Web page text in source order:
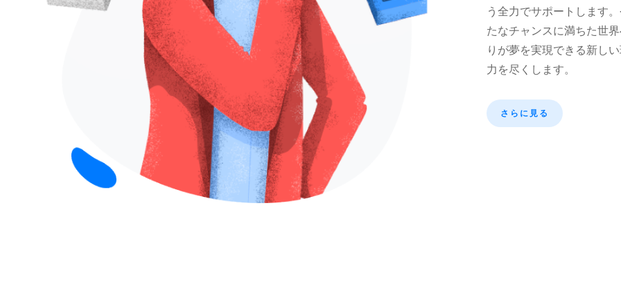
う全力でサポートします
たなチャンスに満ちた世
りが夢を実現できる新し
力を尽くします。
さらに見る